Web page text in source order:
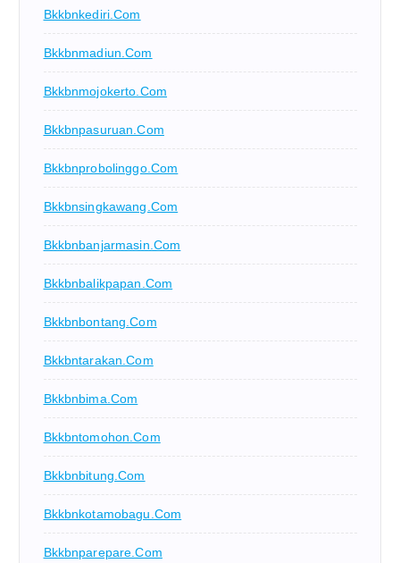
Bkkbnkediri.com
Bkkbnmadiun.com
Bkkbnmojokerto.com
Bkkbnpasuruan.com
Bkkbnprobolinggo.com
Bkkbnsingkawang.com
Bkkbnbanjarmasin.com
Bkkbnbalikpapan.com
Bkkbnbontang.com
Bkkbntarakan.com
Bkkbnbima.com
Bkkbntomohon.com
Bkkbnbitung.com
Bkkbnkotamobagu.com
Bkkbnparepare.com